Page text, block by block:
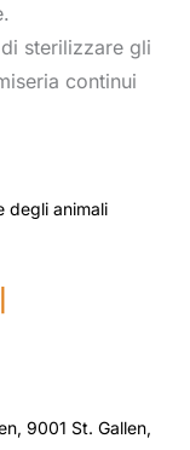
sterilizzare gli
continui
degli animali
9001 St. Gallen,